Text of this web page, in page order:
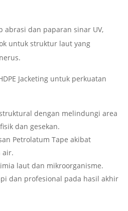
dan paparan sinar UV,
untuk struktur laut yang
Jacketing untuk perkuatan
dengan melindungi area
dan gesekan.
Petrolatum Tape akibat
air.
laut dan mikroorganisme.
dan profesional pada hasil akhir